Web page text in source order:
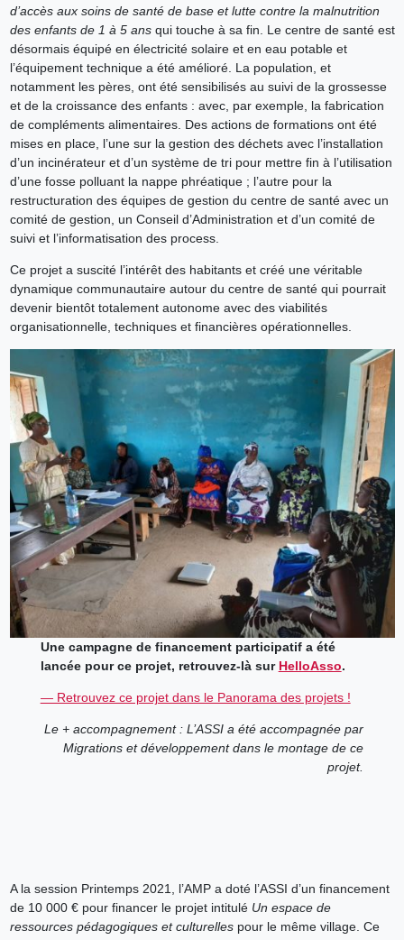
d’accès aux soins de santé de base et lutte contre la malnutrition
des enfants de 1 à 5 ans qui touche à sa fin. Le centre de santé est
désormais équipé en électricité solaire et en eau potable et
l’équipement technique a été amélioré. La population, et
notamment les pères, ont été sensibilisés au suivi de la grossesse
et de la croissance des enfants : avec, par exemple, la fabrication
de compléments alimentaires. Des actions de formations ont été
mises en place, l’une sur la gestion des déchets avec l’installation
d’un incinérateur et d’un système de tri pour mettre fin à l’utilisation
d’une fosse polluant la nappe phréatique ; l’autre pour la
restructuration des équipes de gestion du centre de santé avec un
comité de gestion, un Conseil d’Administration et d’un comité de
suivi et l’informatisation des process.
Ce projet a suscité l’intérêt des habitants et créé une véritable
dynamique communautaire autour du centre de santé qui pourrait
devenir bientôt totalement autonome avec des viabilités
organisationnelle, techniques et financières opérationnelles.
Une campagne de financement participatif a été
lancée pour ce projet, retrouvez-là sur HelloAsso.
— Retrouvez ce projet dans le Panorama des projets !
Le + accompagnement : L’ASSI a été accompagnée par
Migrations et développement dans le montage de ce
projet.
A la session Printemps 2021, l’AMP a doté l’ASSI d’un financement
de 10 000 € pour financer le projet intitulé Un espace de
ressources pédagogiques et culturelles pour le même village. Ce